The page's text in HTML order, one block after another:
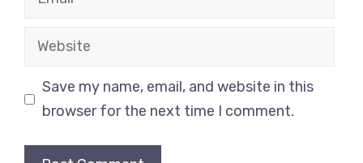
Website
Save my name, email, and website in this
browser for the next time I comment.